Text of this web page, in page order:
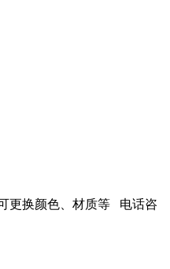
更换颜色、材质等 电话咨